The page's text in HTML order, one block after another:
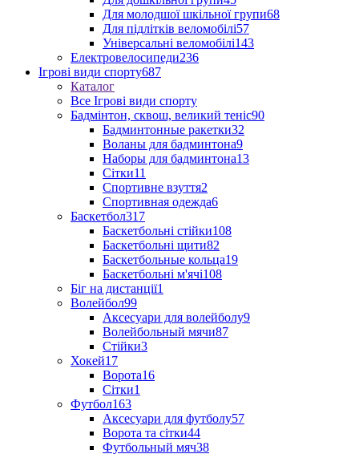
Для молодшої шкільної групи68
Для підлітків веломобілі57
Універсальні веломобілі143
Електровелосипеди236
Ігрові види спорту687
Каталог
Все Ігрові види спорту
Бадмінтон, сквош, великий теніс90
Бадминтонные ракетки32
Воланы для бадминтона9
Наборы для бадминтона13
Сітки11
Спортивне взуття2
Спортивная одежда6
Баскетбол317
Баскетбольні стійки108
Баскетбольні щити82
Баскетбольные кольца19
Баскетбольні м'ячі108
Біг на дистанції1
Волейбол99
Аксесуари для волейболу9
Волейбольный мячи87
Стійки3
Хокей17
Ворота16
Сітки1
Футбол163
Аксесуари для футболу57
Ворота та сітки44
Футбольный мяч38